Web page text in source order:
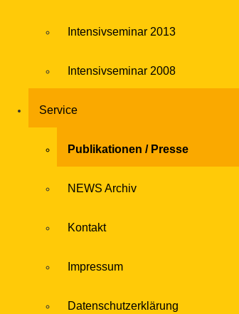
Intensivseminar 2013
Intensivseminar 2008
Service
Publikationen / Presse
NEWS Archiv
Kontakt
Impressum
Datenschutzerklärung